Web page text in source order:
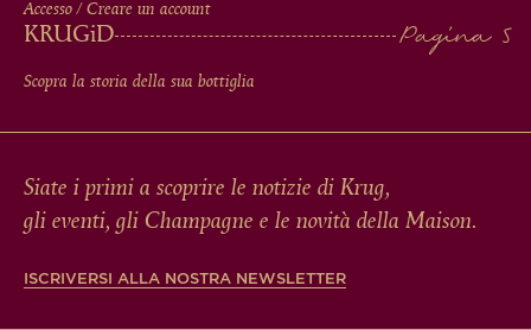
Accesso / Creare un account
KRUGiD
Scopra la storia della sua bottiglia
Siate i primi a scoprire le notizie di Krug,
gli eventi, gli Champagne e le novità della Maison.
ISCRIVERSI ALLA NOSTRA NEWSLETTER